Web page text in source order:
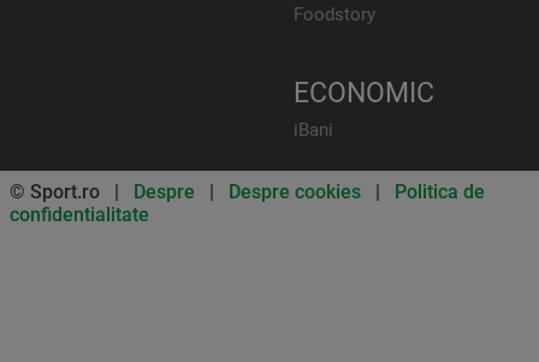
Foodstory
ECONOMIC
iBani
© Sport.ro | Despre | Despre cookies | Politica de
confidentialitate